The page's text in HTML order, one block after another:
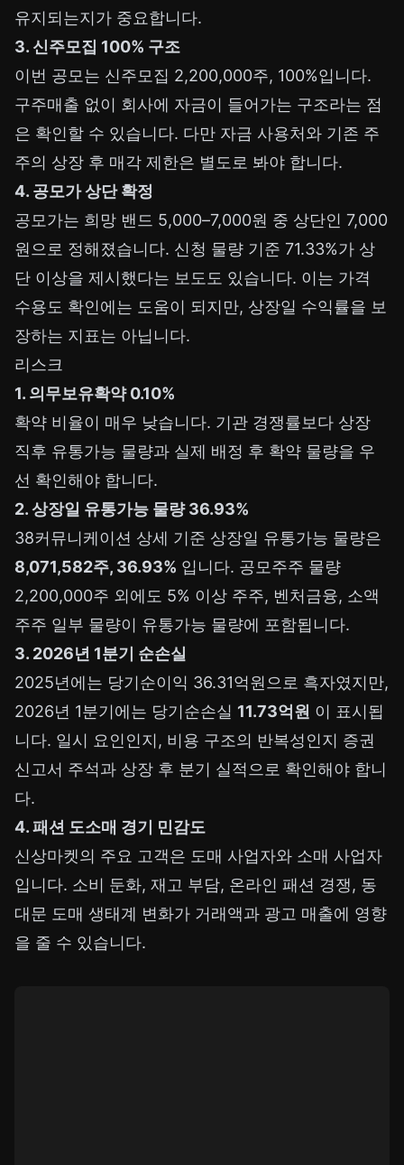
유지되는지가 중요합니다.
3. 신주모집 100% 구조
이번 공모는 신주모집 2,200,000주, 100%입니다.
구주매출 없이 회사에 자금이 들어가는 구조라는 점
은 확인할 수 있습니다. 다만 자금 사용처와 기존 주
주의 상장 후 매각 제한은 별도로 봐야 합니다.
4. 공모가 상단 확정
공모가는 희망 밴드 5,000–7,000원 중 상단인 7,000
원으로 정해졌습니다. 신청 물량 기준 71.33%가 상
단 이상을 제시했다는 보도도 있습니다. 이는 가격
수용도 확인에는 도움이 되지만, 상장일 수익률을 보
장하는 지표는 아닙니다.
리스크
1. 의무보유확약 0.10%
확약 비율이 매우 낮습니다. 기관 경쟁률보다 상장
직후 유통가능 물량과 실제 배정 후 확약 물량을 우
선 확인해야 합니다.
2. 상장일 유통가능 물량 36.93%
38커뮤니케이션 상세 기준 상장일 유통가능 물량은
8,071,582주, 36.93% 입니다. 공모주주 물량
2,200,000주 외에도 5% 이상 주주, 벤처금융, 소액
주주 일부 물량이 유통가능 물량에 포함됩니다.
3. 2026년 1분기 순손실
2025년에는 당기순이익 36.31억원으로 흑자였지만,
2026년 1분기에는 당기순손실 11.73억원 이 표시됩
니다. 일시 요인인지, 비용 구조의 반복성인지 증권
신고서 주석과 상장 후 분기 실적으로 확인해야 합니
다.
4. 패션 도소매 경기 민감도
신상마켓의 주요 고객은 도매 사업자와 소매 사업자
입니다. 소비 둔화, 재고 부담, 온라인 패션 경쟁, 동
대문 도매 생태계 변화가 거래액과 광고 매출에 영향
을 줄 수 있습니다.